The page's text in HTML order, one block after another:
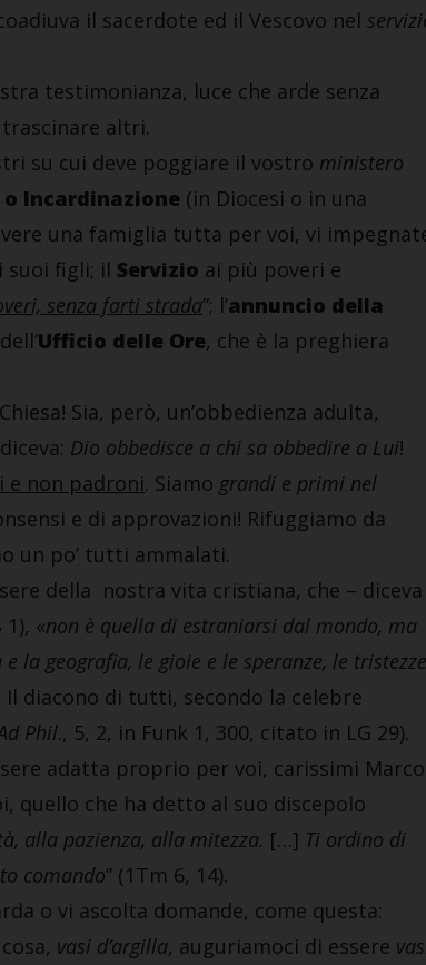
il sacerdote ed il Vescovo nel
testimonianza, luce che arde senza
trascinare altri.
su cui deve poggiare il vostro ministero
Incardinazione (in Diocesi o in una
una famiglia tutta per voi, vi
suoi figli; il Servizio ai più poveri e
senza farti strada”; l’annuncio della
Ufficio delle Ore, che è la preghiera
Sia, però, un’obbedienza adulta,
Dio obbedisce a chi sa obbedire a Lui!
e non padroni. Siamo grandi e primi nel
e di approvazioni! Rifuggiamo da
un po’ tutti ammalati.
della nostra vita cristiana, che – diceva
«non è quella di estraniarsi dal mondo, ma
la geografia, le gioie e le speranze, le tristezze
Il diacono di tutti, secondo la celebre
Phil., 5, 2, in Funk 1, 300, citato in LG 29).
adatta proprio per voi, carissimi Marco
quello che ha detto al suo discepolo
alla pazienza, alla mitezza. […] Ti ordino di
comando” (1Tm 6, 14).
o vi ascolta domande, come questa:
vasi d’argilla, auguriamoci di essere